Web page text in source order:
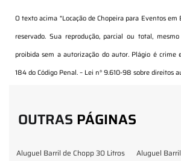
O texto acima "Locação de Chopeira para Eventos em
reservado. Sua reprodução, parcial ou total,
proibida sem a autorização do autor. Plágio é crime
184 do Código Penal. – Lei n° 9.610-98 sobre direitos
OUTRAS PÁGINAS
Aluguel Barril de Chopp 30 Litros
Aluguel